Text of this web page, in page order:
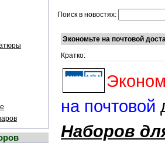
Поиск в новостях:
Экономьте на почтовой
Кратко:
на почтовой
Наборов